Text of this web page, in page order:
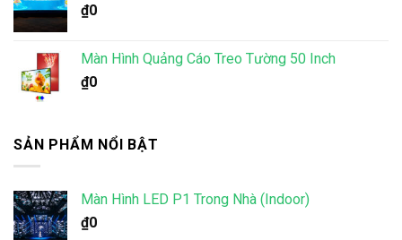
₫0
Màn Hình Quảng Cáo Treo Tường 50 Inch
₫0
SẢN PHẨM NỔI BẬT
Màn Hình LED P1 Trong Nhà (Indoor)
₫0